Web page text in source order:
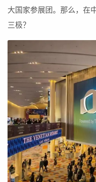
大国家参展团。那么，在
三极？